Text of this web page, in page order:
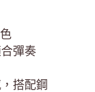
彈奏
搭配鋼